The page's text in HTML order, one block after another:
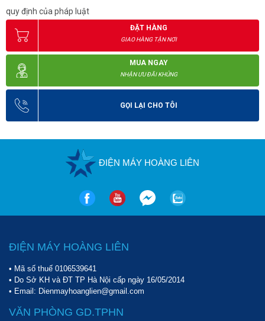
quy định của pháp luật
ĐẶT HÀNG
GIAO HÀNG TẬN NƠI
MUA NGAY
NHẬN ƯU ĐÃI KHỦNG
GỌI LẠI CHO TÔI
ĐIỆN MÁY HOÀNG LIÊN
ĐIỆN MÁY HOÀNG LIÊN
• Mã số thuế 0106539641
• Do Sở KH và ĐT TP Hà Nội cấp ngày 16/05/2014
• Email: Dienmayhoanglien@gmail.com
VĂN PHÒNG GD.TPHN